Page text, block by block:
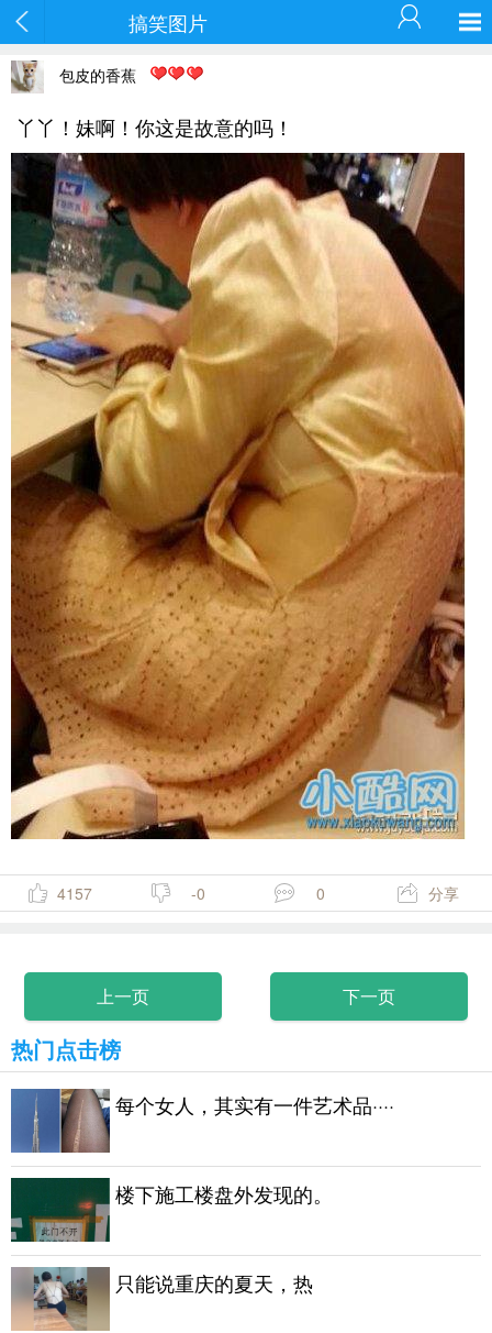
搞笑图片
包皮的香蕉
丫丫！妹啊！你这是故意的吗！
4157 -0 0 分享
上一页 下一页
热门点击榜
每个女人，其实有一件艺术品····
楼下施工楼盘外发现的。
只能说重庆的夏天，热